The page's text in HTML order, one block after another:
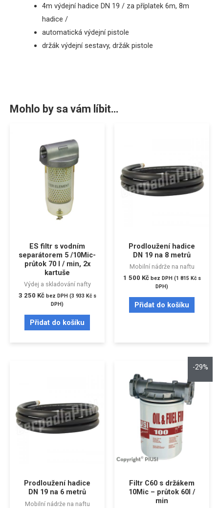
4m výdejní hadice DN 19 / za příplatek 6m, 8m
hadice /
automatická výdejní pistole
držák výdejní sestavy, držák pistole
Mohlo by sa vám líbit…
ES filtr s vodním
separátorem 5 /10Mic-
průtok 70 l / min, 2x
kartuše
Výdej a skladování nafty
3 250 Kč bez DPH (3 933 Kčs
DPH)
Přidat do košíku
Prodloužení hadice
DN 19 na 8 metrů
Mobilní nádrže na naftu
1 500 Kč bez DPH (1 815 Kčs
DPH)
Přidat do košíku
Prodloužení hadice
DN 19 na 6 metrů
Mobilní nádrže na naftu
-29%
Filtr C60 s držákem
10Mic – průtok 60l /
min